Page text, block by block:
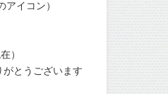
アイコン）
）
がとうございます